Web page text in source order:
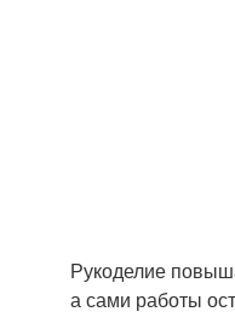
Рукоделие
а сами работы